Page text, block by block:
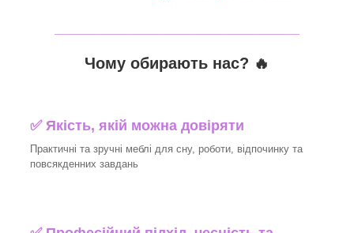
Чому обирають нас? 🔥
✅ Якість, якій можна довіряти
Практичні та зручні меблі для сну, роботи, відпочинку та
повсякденних завдань